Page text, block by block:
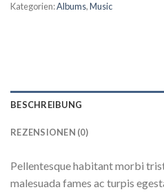
Kategorien:Albums,Music
BESCHREIBUNG
REZENSIONEN (0)
Pellentesque habitant morbi
malesuada fames ac turpis